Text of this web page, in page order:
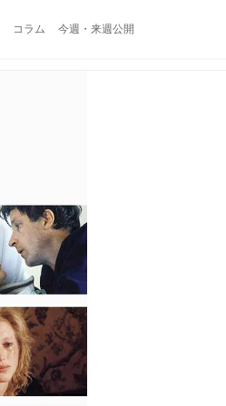
コラム 今週・来週公開